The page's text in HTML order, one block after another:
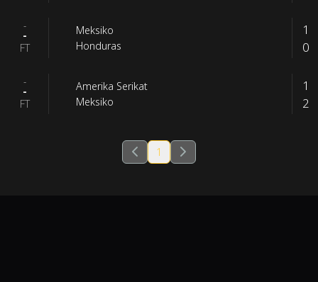
-
-
FT
Meksiko
Honduras
1
0
-
-
FT
Amerika Serikat
Meksiko
1
2
1